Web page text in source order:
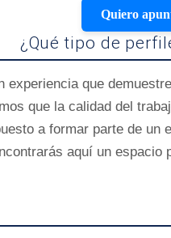
Quiero
¿Qué tipo de
experiencia que
que la calidad del
a formar parte de un
aquí un